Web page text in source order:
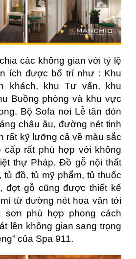
các không gian với tỷ lệ
ích được bố trí như : Khu
khách, khu Tư vấn, khu
Buồng phòng và khu vực
Bộ Sofa nơi Lễ tân đón
châu âu, đường nét tinh
rất kỹ lưỡng cả về màu sắc
cấp rất phù hợp với không
thự Pháp. Đồ gỗ nội thất
tủ đồ, tủ mỹ phẩm, tủ thuốc
đợt gỗ cũng được thiết kế
từ đường nét hoa văn tới
sơn phù hợp phong cách
lên không gian sang trọng
của Spa 911.